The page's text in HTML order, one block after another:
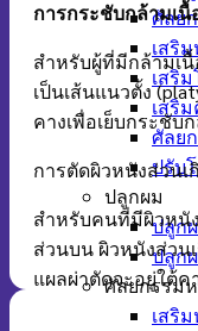
ศัลย
เสริ
เสริ
เสริ
ศัลย
ปรับ
ปลูกผม
ปลูก
ปลูก
ศัลยกรรม
เสริ
การกระชับกล้ามเนื้
สำหรับผู้ที่มีกล้ามเ
เป็นเส้นแนวตั้ง
คางเพื่อเย็บกระชับ
การตัดผิวหนังส่วนเ
สำหรับคนที่มีผิวหนั
ส่วนบน ผิวหนังส่วน
แผลผ่าตัดจะอยู่ใต้